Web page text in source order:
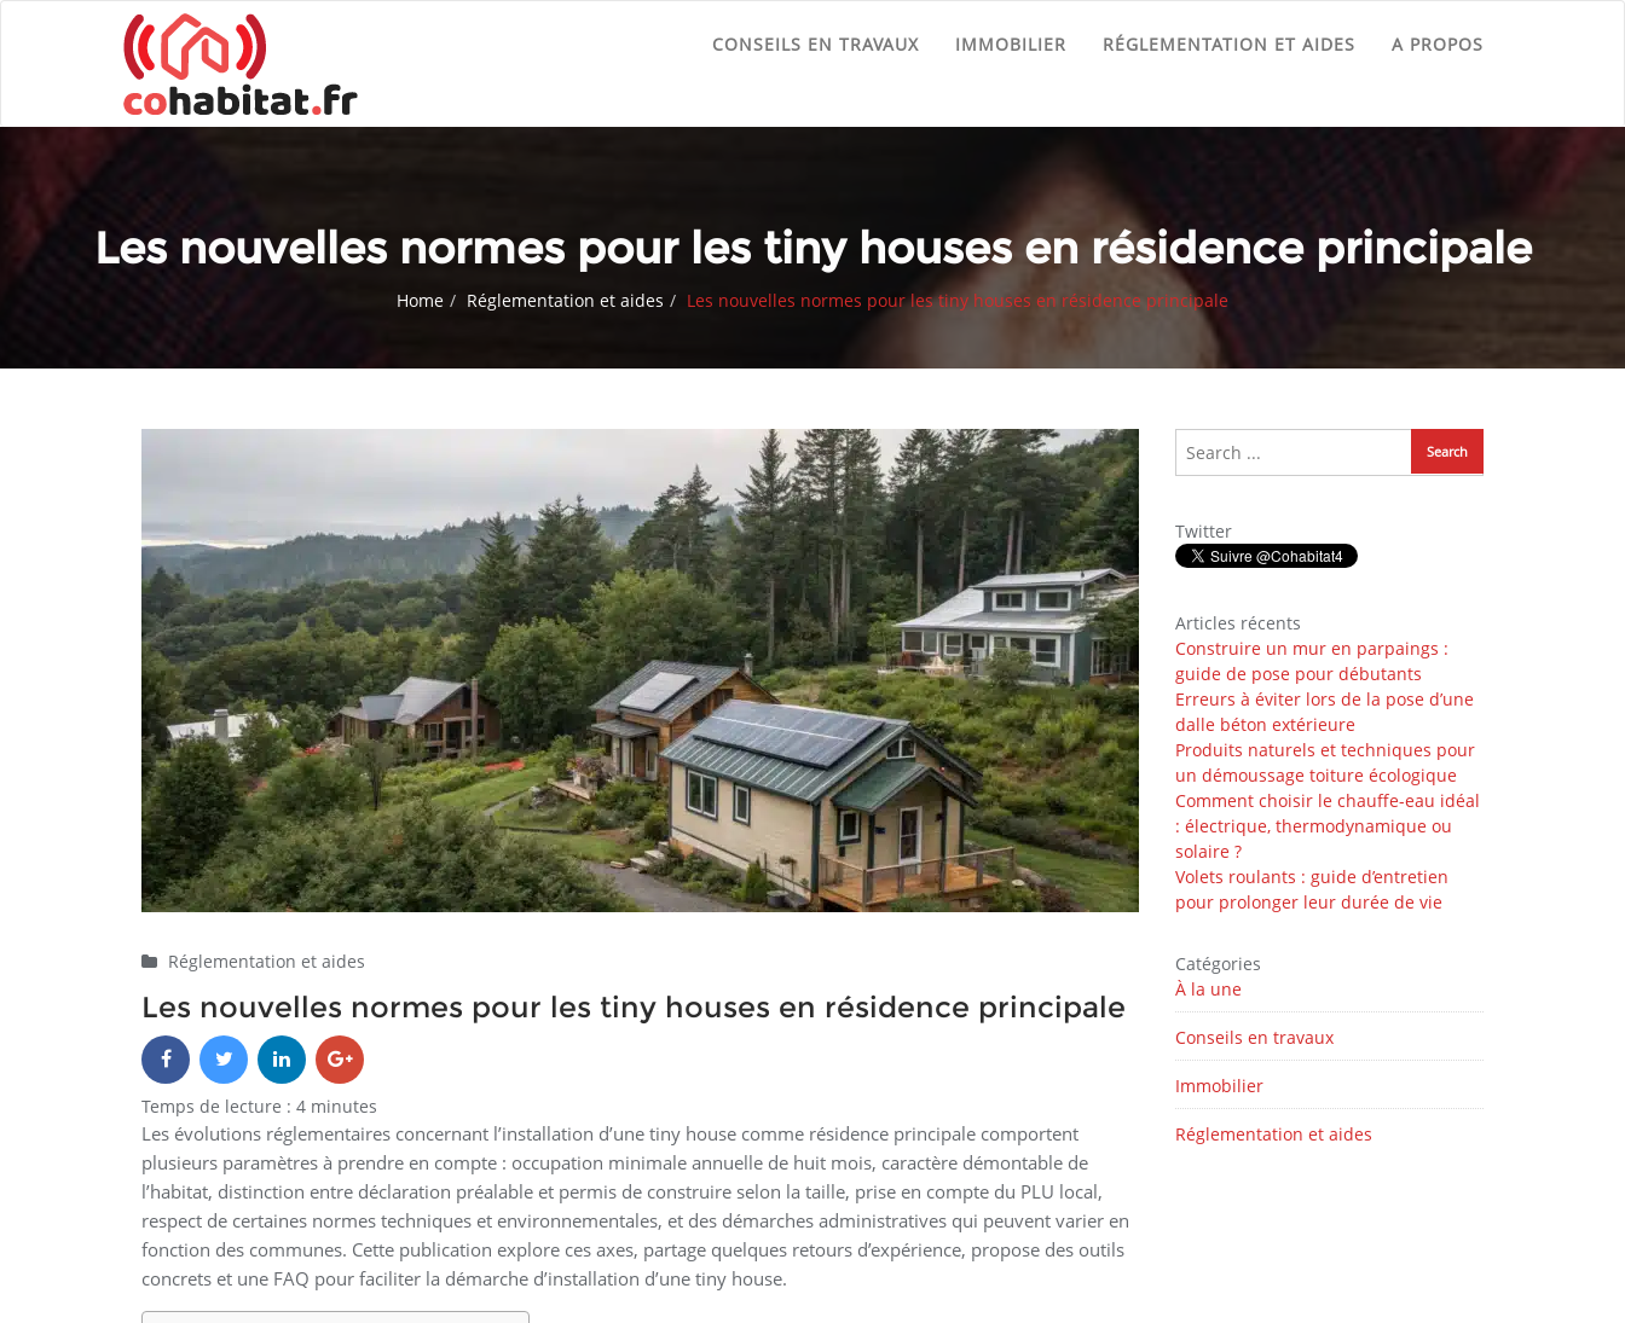
CONSEILS EN TRAVAUX IMMOBILIER RÉGLEMENTATION ET AIDES A PROPOS
Les nouvelles normes pour les tiny houses en résidence principale
Home Réglementation et aides Les nouvelles normes pour les tiny houses en résidence principale
Réglementation et aides
Les nouvelles normes pour les tiny houses en résidence principale
Temps de lecture : 4 minutes
Les évolutions réglementaires concernant l’installation d’une tiny house comme résidence principale comportent
plusieurs paramètres à prendre en compte : occupation minimale annuelle de huit mois, caractère démontable de
l’habitat, distinction entre déclaration préalable et permis de construire selon la taille, prise en compte du PLU local,
respect de certaines normes techniques et environnementales, et des démarches administratives qui peuvent varier en
fonction des communes. Cette publication explore ces axes, partage quelques retours d’expérience, propose des outils
concrets et une FAQ pour faciliter la démarche d’installation d’une tiny house.
Twitter
Articles récents
Construire un mur en parpaings :
guide de pose pour débutants
Erreurs à éviter lors de la pose d’une
dalle béton extérieure
Produits naturels et techniques pour
un démoussage toiture écologique
Comment choisir le chauffe-eau idéal
: électrique, thermodynamique ou
solaire ?
Volets roulants : guide d’entretien
pour prolonger leur durée de vie
Catégories
À la une
Conseils en travaux
Immobilier
Réglementation et aides